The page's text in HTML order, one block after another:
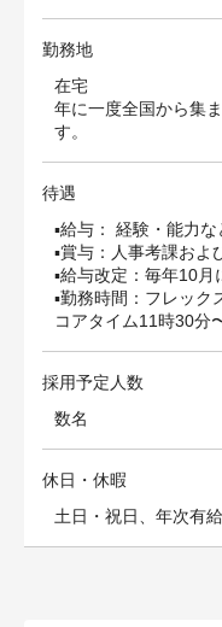
勤務地
在宅
年に一度全国から集
す。
待遇
▪️給与： 経験・能力
▪️賞与：人事考課およ
▪️給与改定：毎年10
▪️勤務時間：フレック
コアタイム11時30分
採用予定人数
数名
休日・休暇
土日・祝日、年次有